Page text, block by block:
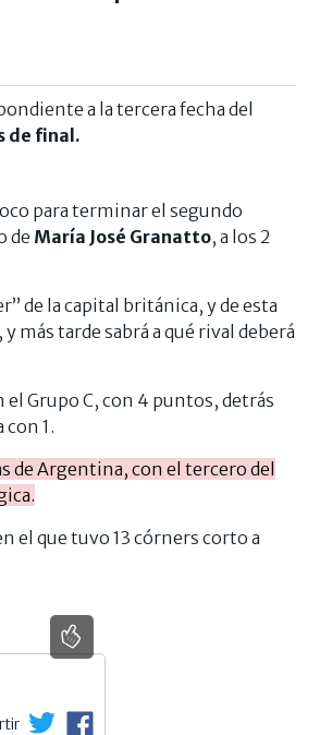
a la tercera fecha del
de final.
para terminar el segundo
de María José Granatto, a los 2
de la capital británica, y de esta
más tarde sabrá a qué rival deberá
Grupo C, con 4 puntos, detrás
con 1.
de Argentina, con el tercero del
el que tuvo 13 córners corto a